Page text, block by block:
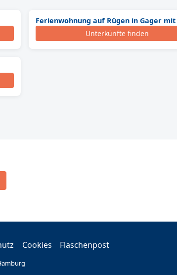
Ferienwohnung auf Rügen in Gager mit
Unterkünfte finden
Cookies Flaschenpost